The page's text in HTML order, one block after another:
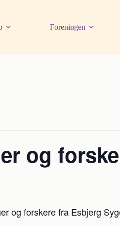
Foreningen
og
og forskere fra Esbjerg